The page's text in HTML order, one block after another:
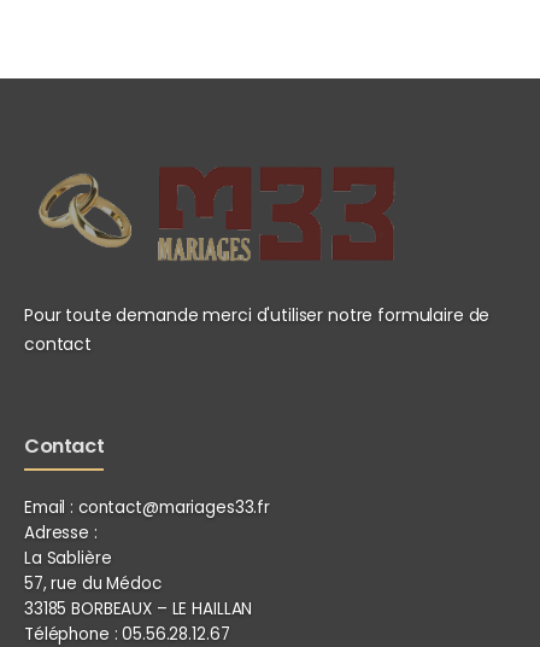
Pour toute demande merci d'utiliser notre formulaire de
contact
Contact
Email : contact@mariages33.fr
Adresse :
La Sablière
57, rue du Médoc
33185 BORBEAUX – LE HAILLAN
Téléphone : 05.56.28.12.67